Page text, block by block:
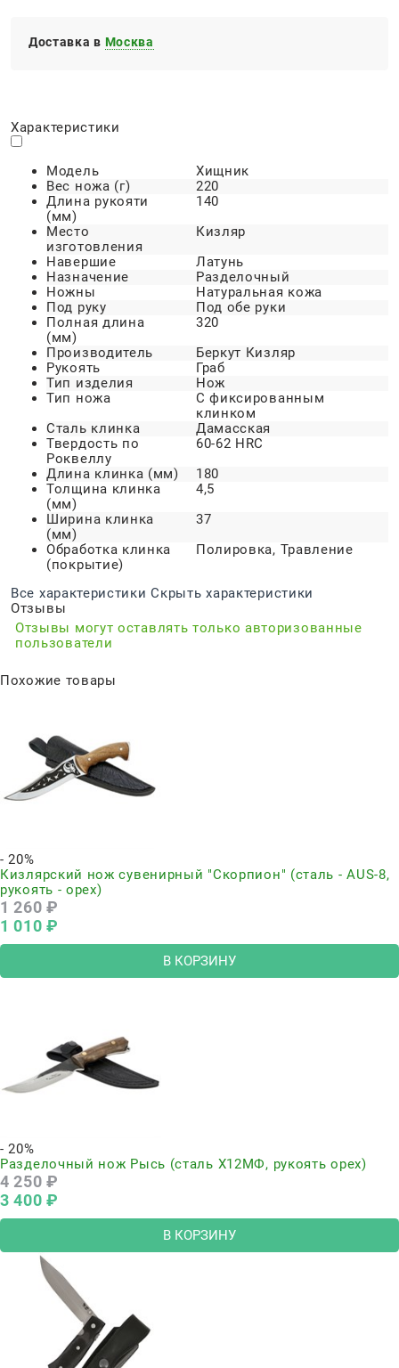
Доставка в Москва
Характеристики
Модель
Хищник
Вес ножа (г)
220
Длина рукояти
(мм)
140
Место
изготовления
Кизляр
Навершие
Латунь
Назначение
Разделочный
Ножны
Натуральная кожа
Под руку
Под обе руки
Полная длина
(мм)
320
Производитель
Беркут Кизляр
Рукоять
Граб
Тип изделия
Нож
Тип ножа
С фиксированным
клинком
Сталь клинка
Дамасская
Твердость по
Роквеллу
60-62 HRC
Длина клинка (мм)
180
Толщина клинка
(мм)
4,5
Ширина клинка
(мм)
37
Обработка клинка
(покрытие)
Полировка, Травление
Все характеристики Скрыть характеристики
Отзывы
Отзывы могут оставлять только авторизованные
пользователи
Похожие товары
- 20%
Кизлярский нож сувенирный "Скорпион" (сталь - AUS-8,
рукоять - орех)
1 260 ₽
1 010 ₽
В КОРЗИНУ
- 20%
Разделочный нож Рысь (сталь Х12МФ, рукоять орех)
4 250 ₽
3 400 ₽
В КОРЗИНУ